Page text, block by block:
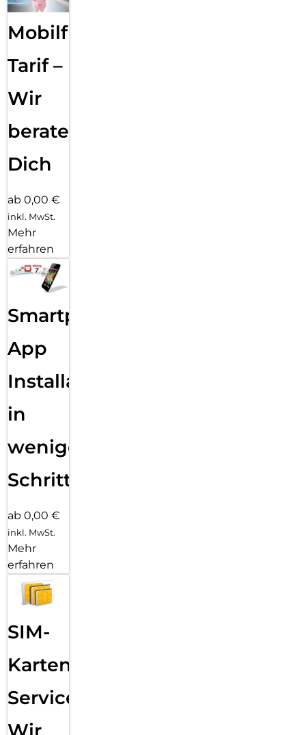
Mobilfunk
Tarif –
Wir
beraten
Dich
ab 0,00 €
inkl. MwSt.
Mehr
erfahren
Smartphone
App
Installation
in
wenigen
Schritten
ab 0,00 €
inkl. MwSt.
Mehr
erfahren
SIM-
Karten
Service:
Wir